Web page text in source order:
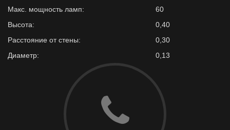
Макс. мощность ламп:
60
Высота:
0,40
Расстояние от стены:
0,30
Диаметр:
0,13